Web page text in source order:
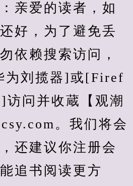
爱的读者，如
好，为了避免丢
依赖搜索访问，
为刘揽器]或[Firef
访问并收蔵【观潮
。我们将会
还建议你注册会
追书阅读更方